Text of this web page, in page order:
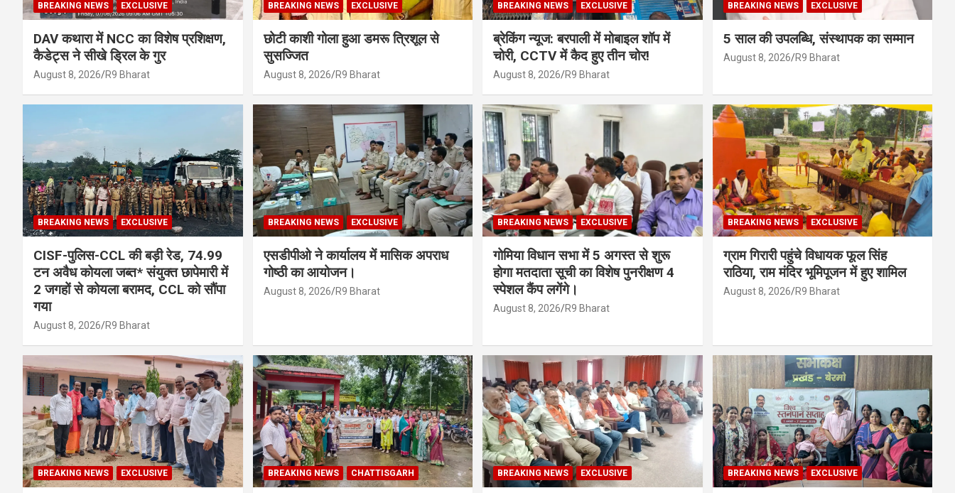
BREAKING NEWS EXCLUSIVE
DAV कथारा में NCC का विशेष प्रशिक्षण,
कैडेट्स ने सीखे ड्रिल के गुर
August 8, 2026 R9 Bharat
BREAKING NEWS EXCLUSIVE
छोटी काशी गोला हुआ डमरू त्रिशूल से
सुसज्जित
August 8, 2026 R9 Bharat
BREAKING NEWS EXCLUSIVE
ब्रेकिंग न्यूज: बरपाली में मोबाइल शॉप में
चोरी, CCTV में कैद हुए तीन चोर!
August 8, 2026 R9 Bharat
BREAKING NEWS EXCLUSIVE
5 साल की उपलब्धि, संस्थापक का सम्मान
August 8, 2026 R9 Bharat
BREAKING NEWS EXCLUSIVE
CISF-पुलिस-CCL की बड़ी रेड, 74.99
टन अवैध कोयला जब्त* संयुक्त छापेमारी में
2 जगहों से कोयला बरामद, CCL को सौंपा
गया
August 8, 2026 R9 Bharat
BREAKING NEWS EXCLUSIVE
एसडीपीओ ने कार्यालय में मासिक अपराध
गोष्ठी का आयोजन।
August 8, 2026 R9 Bharat
BREAKING NEWS EXCLUSIVE
गोमिया विधान सभा में 5 अगस्त से शुरू
होगा मतदाता सूची का विशेष पुनरीक्षण 4
स्पेशल कैंप लगेंगे।
August 8, 2026 R9 Bharat
BREAKING NEWS EXCLUSIVE
ग्राम गिरारी पहुंचे विधायक फूल सिंह
राठिया, राम मंदिर भूमिपूजन में हुए शामिल
August 8, 2026 R9 Bharat
BREAKING NEWS EXCLUSIVE BREAKING NEWS CHATTISGARH BREAKING NEWS EXCLUSIVE BREAKING NEWS EXCLUSIVE